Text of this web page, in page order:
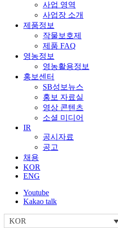
사업 영역
사업장 소개
제품정보
작물보호제
제품 FAQ
영농정보
영농활용정보
홍보센터
SB성보뉴스
홍보 자료실
영상 콘텐츠
소셜 미디어
IR
공시자료
공고
채용
KOR
ENG
Youtube
Kakao talk
KOR